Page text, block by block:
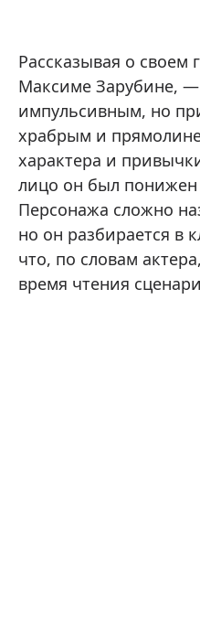
Рассказывая о своем
Максиме Зарубине, —
импульсивным, но
храбрым и
характера и
лицо он был понижен
Персонажа сложно
но он разбирается в
что, по словам
время чтения